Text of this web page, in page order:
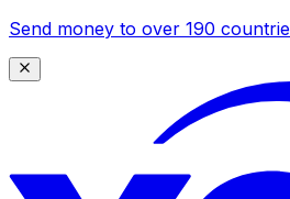
Send money to over 190